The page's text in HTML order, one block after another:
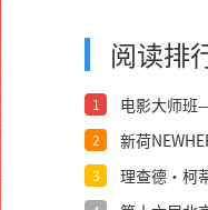
阅读排
1
电影大师班
2
新荷
3
理查德·柯